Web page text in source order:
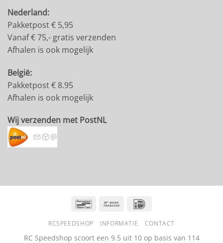
Nederland:
Pakketpost € 5,95
Vanaf € 75,- gratis verzenden
Afhalen is ook mogelijk
België:
Pakketpost € 8.95
Afhalen is ook mogelijk
Wij verzenden met PostNL
BancontactBank
RCSPEEDSHOP INFORMATIE CONTACT
RC Speedshop scoort een 9.5 uit 10op basis van 114